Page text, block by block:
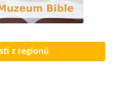
z regionů